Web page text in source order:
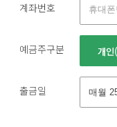
계좌번호
예금주구분 개
출금일